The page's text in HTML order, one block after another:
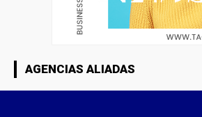
AGENCIAS ALIADAS